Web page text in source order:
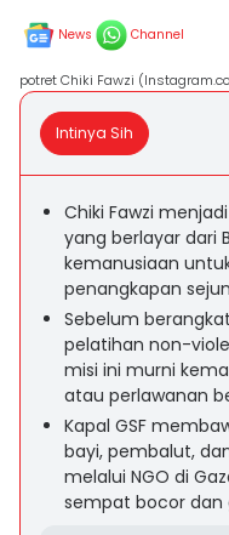
News Channel
potret Chiki Fawzi
Intinya Sih
Chiki Fawzi
yang berlayar dari
kemanusiaan
penangkapan
Sebelum
pelatihan non-
misi ini murni
atau perlawanan
Kapal GSF
bayi, pembalut,
melalui NGO di
sempat bocor dan